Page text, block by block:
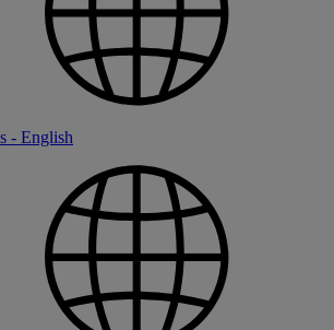
- English